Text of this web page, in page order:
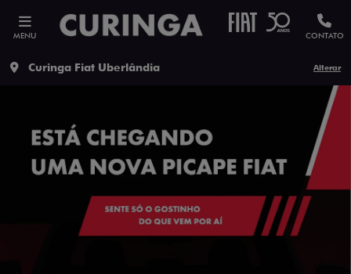
MENU CONTATO
Curinga Fiat Uberlândia Alterar